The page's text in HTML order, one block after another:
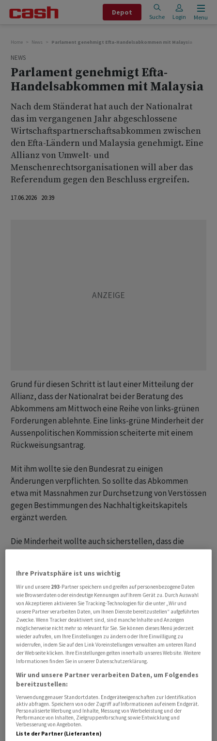
Depot
Suche Login Menu
Home News Parlament genehmigt Efta-Handelsabkommen mit Malaysia
NEWS
Parlament genehmigt Efta-
Handelsabkommen mit Malaysia
Nach dem Ständerat hat auch der Nationalrat
das im vergangenen Jahr abgeschlossene
Wirtschaftspartnerschaftsabkommen zwischen
den Efta-Ländern und Malaysia genehmigt. Eine
Allianz von Umwelt- und
Menschenrechtsorganisationen will aber das
Referendum gegen den Beschluss ergreifen.
17.06.2026 20:39
Grund für diesen Schritt ist laut einer Mitteilung der
Allianz, dass der Nationalrat bei der Beratung des
Abkommens am Mittwoch eine Reihe von links-grünen
Forderungen ablehnte. Eine links-grüne Minderheit der
Aussenpolitischen Kommission scheiterte mit einem
Rückweisungsantrag.
Mit ihm wollte sie den Bundesrat zu einigen
Änderungen verpflichten. So sollte das Abkommen
etwa mit Massnahmen zur Durchsetzung von Verstössen
gegen Bestimmungen des Nachhaltigkeitskapitels
ergänzt werden.
Die Minderheit wollte auch sicherstellen, dass die
Malaysia nicht einschränken. Keinen Erfolg hatte auch
ein Vorstoss, mit dem sichergestellt werden sollte, dass
malaysische Produkte und Rohstoffe nicht aus
Zwangsarbeit stammen dürfen.
Ihre Privatsphäre ist uns wichtig
Wir und unsere 293-Partner speichern und greifen auf personenbezogene Daten
wie Browserdaten oder eindeutige Kennungen auf Ihrem Gerät zu. Durch Auswahl
von Akzeptieren aktivieren Sie Tracking-Technologien für die unter „Wir und
unsere Partner verarbeiten Daten, um Ihnen Dienste bereitzustellen“ aufgeführten
Zwecke. Wenn Tracker deaktiviert sind, sind manche Inhalte und Anzeigen
möglicherweise nicht mehr so relevant für Sie. Sie können dieses Menü jederzeit
wieder aufrufen, um Ihre Einstellungen zu ändern oder Ihre Einwilligung zu
widerrufen, indem Sie auf den Link Voreinstellungen verwalten am unteren Rand
der Webseite klicken. Ihre Einstellungen gelten innerhalb unseres Website. Weitere
Informationen finden Sie in unserer Datenschutzerklärung.
Wir und unsere Partner verarbeiten Daten, um Folgendes
bereitzustellen:
Verwendung genauer Standortdaten. Endgeräteeigenschaften zur Identifikation
aktiv abfragen. Speichern von oder Zugriff auf Informationen auf einem Endgerät.
Personalisierte Werbung und Inhalte, Messung von Werbeleistung und der
Performance von Inhalten, Zielgruppenforschung sowie Entwicklung und
Verbesserung von Angeboten.
Liste der Partner (Lieferanten)